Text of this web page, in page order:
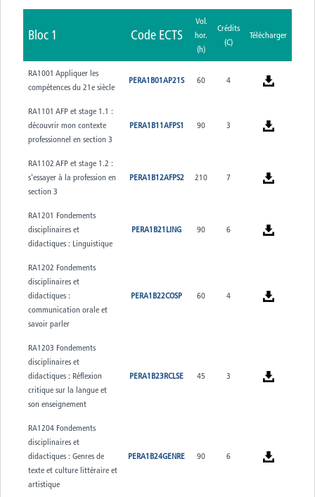
Bloc 1 Code ECTS
Vol.
hor.
(h)
Crédits
(C)
Télécharger
RA1001 Appliquer les
compétences du 21e siècle
PERA1B01AP21S 60 4
RA1101 AFP et stage 1.1 :
découvrir mon contexte
professionnel en section 3
PERA1B11AFPS1 90 3
RA1102 AFP et stage 1.2 :
s'essayer à la profession en
section 3
PERA1B12AFPS2 210 7
RA1201 Fondements
disciplinaires et
didactiques : Linguistique
PERA1B21LING 90 6
RA1202 Fondements
disciplinaires et
didactiques :
communication orale et
savoir parler
PERA1B22COSP 60 4
RA1203 Fondements
disciplinaires et
didactiques : Réflexion
critique sur la langue et
son enseignement
PERA1B23RCLSE 45 3
RA1204 Fondements
disciplinaires et
didactiques : Genres de
texte et culture littéraire et
artistique
PERA1B24GENRE 90 6